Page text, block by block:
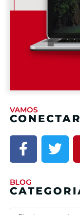
VAMOS
CONECTAR
BLOG